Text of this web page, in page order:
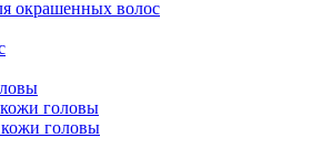
окрашенных волос
головы
головы